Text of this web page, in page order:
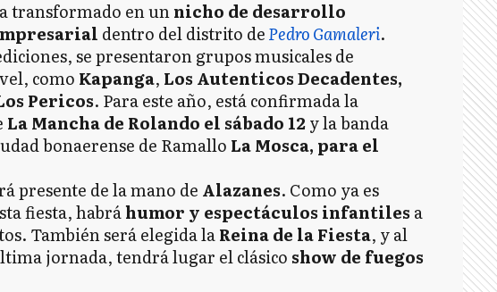
transformado en unnicho de desarrollo
dentro del distrito dePedro Gamaleri.
se presentaron grupos musicales de
como Kapanga, Los Autenticos Decadentes,
Pericos. Para este año, está confirmada la
La Mancha de Rolando el sábado 12y la banda
bonaerense de Ramallo La Mosca, para el
presente de la mano de Alazanes. Como ya es
fiesta, habráhumor y espectáculos infantiles a
También será elegida laReina de la Fiesta, y al
jornada, tendrá lugar el clásico show de fuegos